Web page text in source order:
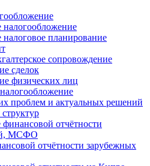
планирование
сопровождение
сделок
физических лиц
проблем и актуальных решений
отчётности
МСФО
отчётности зарубежных